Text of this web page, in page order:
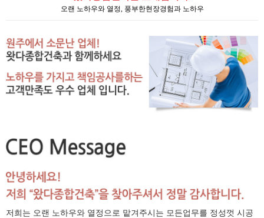
오랜 노하우와 열정, 풍부한현장경험과 노하우
저희는 오랜 노하우와 열정으로 맡겨주시는 모든업무를 정성껏 시공